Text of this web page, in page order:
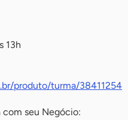
13h
produto/turma/38411254
com seu Negócio: